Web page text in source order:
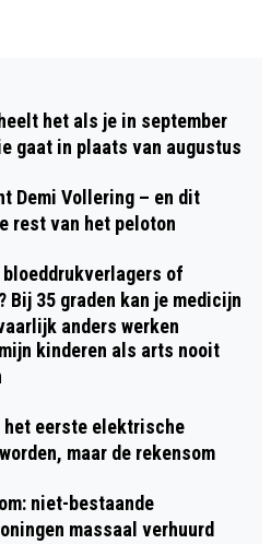
het als je in september
gaat in plaats van augustus
Demi Vollering – en dit
rest van het peloton
bloeddrukverlagers of
Bij 35 graden kan je medicijn
anders werken
kinderen als arts nooit
het eerste elektrische
maar de rekensom
niet-bestaande
massaal verhuurd